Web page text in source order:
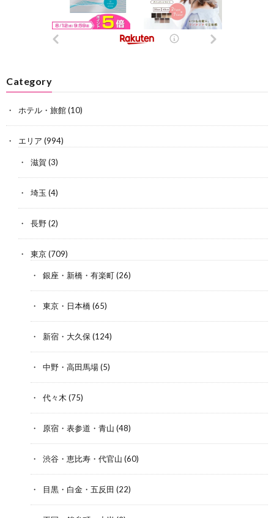
Category
ホテル・旅館(10)
エリア (994)
滋賀 (3)
埼玉 (4)
長野(2)
東京(709)
銀座・新橋・有楽町(26)
東京・日本橋(65)
新宿・大久保 (124)
中野・高田馬場(5)
代々木 (75)
原宿・表参道・青山 (48)
渋谷・恵比寿・代官山 (60)
目黒・白金・五反田 (22)